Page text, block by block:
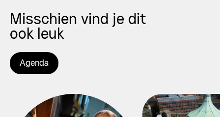
Misschien vind je dit
ook leuk
Agenda